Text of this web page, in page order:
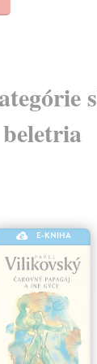
beletria
E-KNIHA